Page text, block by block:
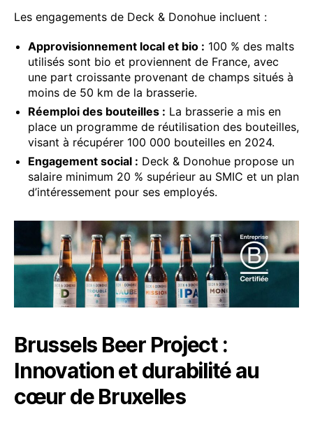
Les engagements de Deck & Donohue incluent :
Approvisionnement local et bio : 100 % des malts
utilisés sont bio et proviennent de France, avec
une part croissante provenant de champs situés à
moins de 50 km de la brasserie.
Réemploi des bouteilles : La brasserie a mis en
place un programme de réutilisation des bouteilles,
visant à récupérer 100 000 bouteilles en 2024.
Engagement social : Deck & Donohue propose un
salaire minimum 20 % supérieur au SMIC et un plan
d’intéressement pour ses employés.
Brussels Beer Project :
Innovation et durabilité au
cœur de Bruxelles